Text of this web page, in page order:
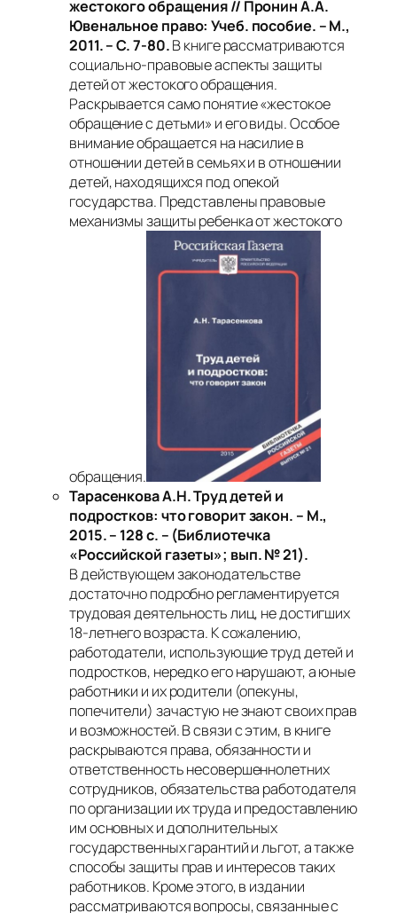
жестокого обращения // Пронин А.А.
Ювенальное право: Учеб. пособие. – М.,
2011. – С. 7-80.В книге рассматриваются
социально-правовые аспекты защиты
детей от жестокого обращения.
Раскрывается само понятие «жестокое
обращение с детьми» и его виды. Особое
внимание обращается на насилие в
отношении детей в семьях и в отношении
детей, находящихся под опекой
государства. Представлены правовые
механизмы защиты ребенка от жестокого
обращения.
Тарасенкова А.Н. Труд детей и
подростков: что говорит закон. – М.,
2015. – 128 с. – (Библиотечка
«Российской газеты»; вып. № 21).
В действующем законодательстве
достаточно подробно регламентируется
трудовая деятельность лиц, не достигших
18-летнего возраста. К сожалению,
работодатели, использующие труд детей и
подростков, нередко его нарушают, а юные
работники и их родители (опекуны,
попечители) зачастую не знают своих прав
и возможностей. В связи с этим, в книге
раскрываются права, обязанности и
ответственность несовершеннолетних
сотрудников, обязательства работодателя
по организации их труда и предоставлению
им основных и дополнительных
государственных гарантий и льгот, а также
способы защиты прав и интересов таких
работников. Кроме этого, в издании
рассматриваются вопросы, связанные с